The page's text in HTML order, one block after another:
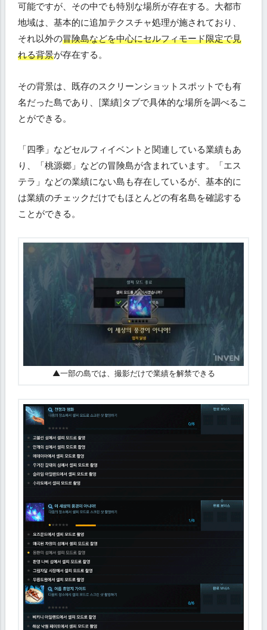
可能ですが、その中でも特別な場所が存在する。大都市
地域は、基本的に追加テクスチャ処理が施されており、
それ以外の冒険島などを中心にセルフィモード限定で見
れる背景が存在する。
その背景は、既存のスクリーンショットスポットでも有
名だった島であり、[業績]タブで具体的な場所を調べるこ
とができる。
「四季」などセルフィイベントと関連している業績もあ
り、「桃源郷」などの冒険島が含まれています。「エス
テラ」などの業績にない島も存在しているが、基本的に
は業績のチェックだけでもほとんどの有名島を確認する
ことができる。
▲一部の島では、撮影だけで業績を解禁できる